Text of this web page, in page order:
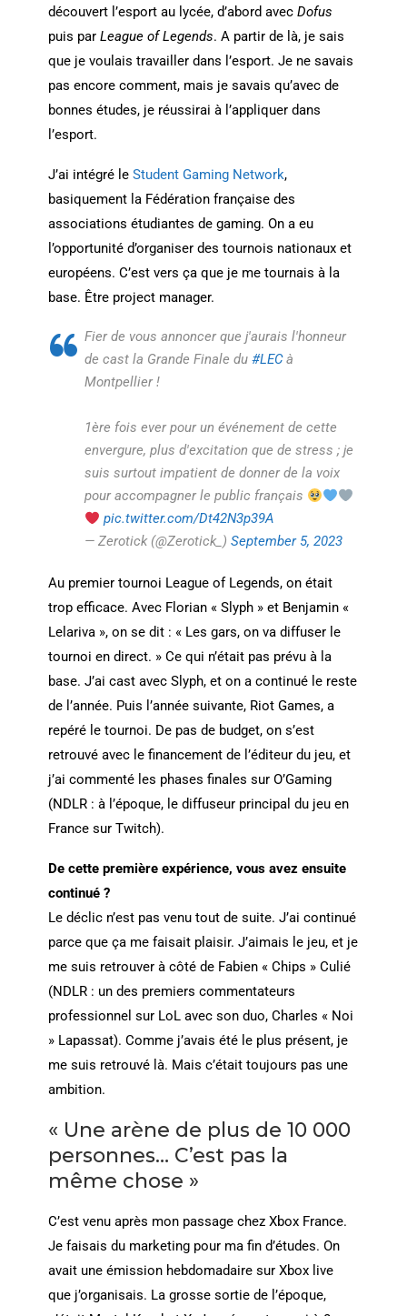
découvert l’esport au lycée, d’abord avec Dofus
puis par League of Legends. A partir de là, je sais
que je voulais travailler dans l’esport. Je ne savais
pas encore comment, mais je savais qu’avec de
bonnes études, je réussirai à l’appliquer dans
l’esport.
J’ai intégré le Student Gaming Network,
basiquement la Fédération française des
associations étudiantes de gaming. On a eu
l’opportunité d’organiser des tournois nationaux et
européens. C’est vers ça que je me tournais à la
base. Être project manager.
Fier de vous annoncer que j'aurais l'honneur
de cast la Grande Finale du #LECà
Montpellier !
1ère fois ever pour un événement de cette
envergure, plus d'excitation que de stress ; je
suis surtout impatient de donner de la voix
pour accompagner le public français
pic.twitter.com/Dt42N3p39A
— Zerotick (@Zerotick_) September 5, 2023
Au premier tournoi League of Legends, on était
trop efficace. Avec Florian « Slyph » et Benjamin «
Lelariva », on se dit : « Les gars, on va diffuser le
tournoi en direct. » Ce qui n’était pas prévu à la
base. J’ai cast avec Slyph, et on a continué le reste
de l’année. Puis l’année suivante, Riot Games, a
repéré le tournoi. De pas de budget, on s’est
retrouvé avec le financement de l’éditeur du jeu, et
j’ai commenté les phases finales sur O’Gaming
(NDLR : à l’époque, le diffuseur principal du jeu en
France sur Twitch).
De cette première expérience, vous avez ensuite
continué ?
Le déclic n’est pas venu tout de suite. J’ai continué
parce que ça me faisait plaisir. J’aimais le jeu, et je
me suis retrouver à côté de Fabien « Chips » Culié
(NDLR : un des premiers commentateurs
professionnel sur LoL avec son duo, Charles « Noi
» Lapassat). Comme j’avais été le plus présent, je
me suis retrouvé là. Mais c’était toujours pas une
ambition.
« Une arène de plus de 10 000
personnes… C’est pas la
même chose »
C’est venu après mon passage chez Xbox France.
Je faisais du marketing pour ma fin d’études. On
avait une émission hebdomadaire sur Xbox live
que j’organisais. La grosse sortie de l’époque,